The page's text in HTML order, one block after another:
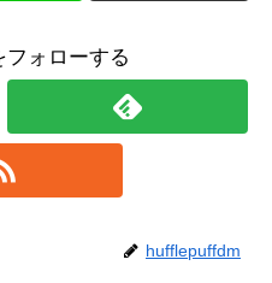
フォローする
hufflepuffdm